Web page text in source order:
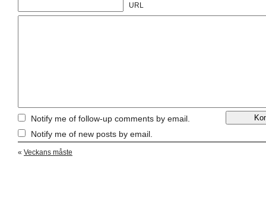
URL
Notify me of follow-up comments by email.
Notify me of new posts by email.
« Veckans måste